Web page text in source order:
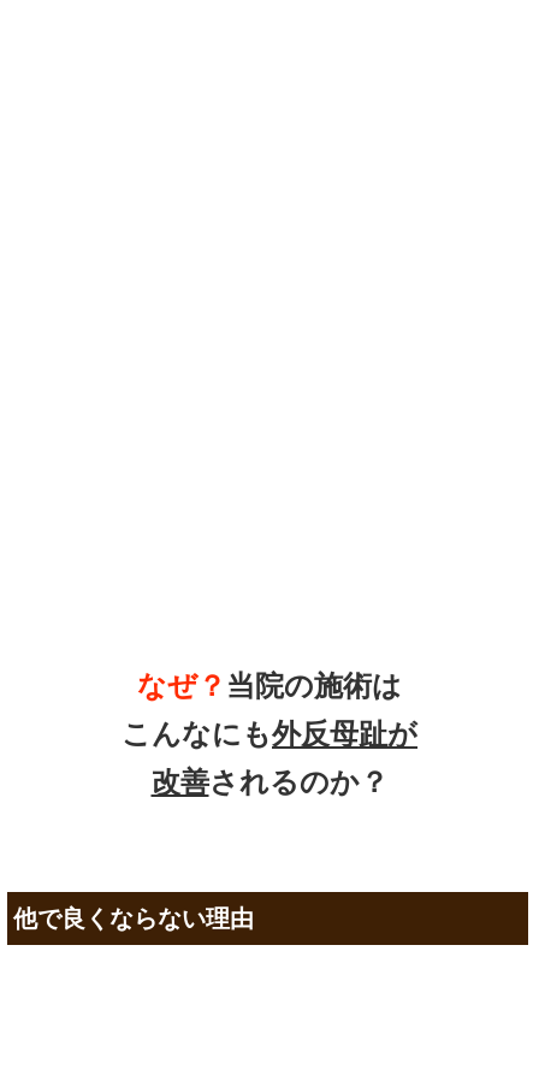
なぜ？ 当院の施術は
こんなにも外反母趾が
改善されるのか？
他で良くならない理由